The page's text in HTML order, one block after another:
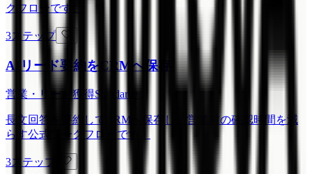
クフローです。
3ステップ
AIリード要約をCRMへ保存
営業・リード獲得Standard+
長文回答を要約してCRMへ保存し、営業前の確認時間を減
らす公式ワークフローです。
3ステップ